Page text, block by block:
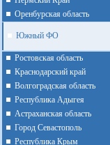
Оренбурская область
Южный ФО
Ростовская область
Краснодарский край
Волгоградская область
Республика Адыгея
Астраханская область
Город Севастополь
Республика Крым